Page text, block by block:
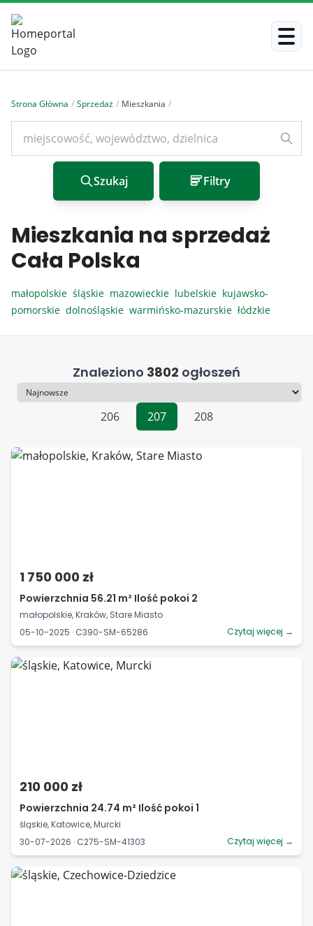
Strona Główna / Sprzedaż / Mieszkania /
Szukaj Filtry
Mieszkania na sprzedaż
Cała Polska
małopolskie śląskie mazowieckie lubelskie kujawsko-
pomorskie dolnośląskie warmińsko-mazurskie łódzkie
Znaleziono 3802 ogłoszeń
Sortowanie
206
207 208
1 750 000 zł
Powierzchnia 56.21 m² Ilość pokoi 2
małopolskie, Kraków, Stare Miasto
05-10-2025 · C390-SM-65286
Czytaj więcej →
210 000 zł
Powierzchnia 24.74 m² Ilość pokoi 1
śląskie, Katowice, Murcki
30-07-2026 · C275-SM-41303
Czytaj więcej →